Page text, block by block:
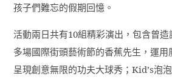
孩子們難忘的假期回憶。
活動兩日共有10組精彩演出，包含曾
多場國際街頭藝術節的香蕉先生，運用
呈現創意無限的功夫大球秀；Kid’s泡